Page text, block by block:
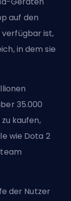
auf den
ist,
in dem sie
35.000
kaufen,
wie Dota 2
der Nutzer